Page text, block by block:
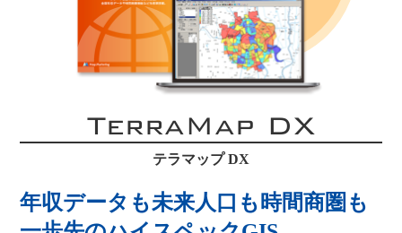
TerraMap DX
テラマップ DX
年収データも未来人口も時間商圏も